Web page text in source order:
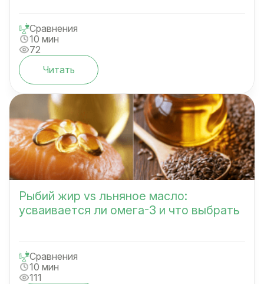
Сравнения
10 мин
72
Читать
Рыбий жир vs льняное масло:
усваивается ли омега-3 и что выбрать
Сравнения
10 мин
111